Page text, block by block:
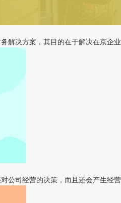
解决方案，其目的在于解决在京企
公司经营的决策，而且还会产生经